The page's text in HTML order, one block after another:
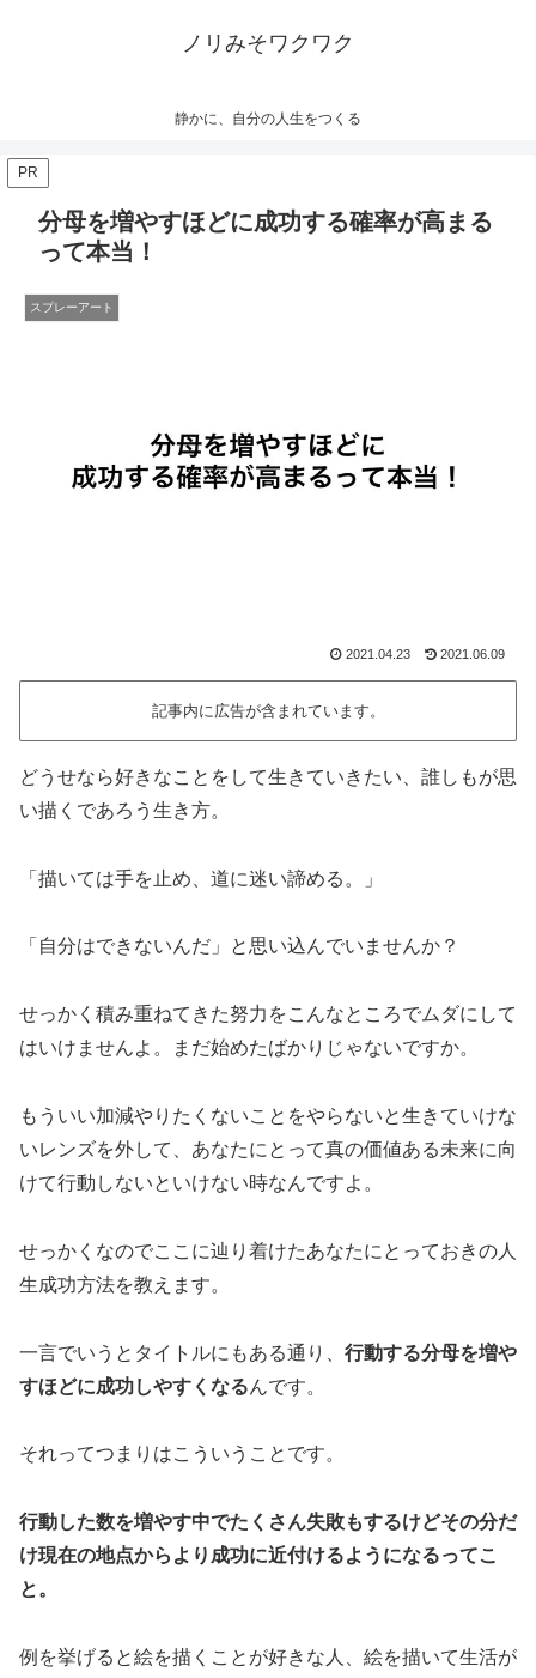
ノリみそワクワク
静かに、自分の人生をつくる
PR
分母を増やすほどに成功する確率が高まる
って本当！
スプレーアート
2021.04.23 2021.06.09
記事内に広告が含まれています。
どうせなら好きなことをして生きていきたい、誰しもが思
い描くであろう生き方。
「描いては手を止め、道に迷い諦める。」
「自分はできないんだ」と思い込んでいませんか？
せっかく積み重ねてきた努力をこんなところでムダにして
はいけませんよ。まだ始めたばかりじゃないですか。
もういい加減やりたくないことをやらないと生きていけな
いレンズを外して、あなたにとって真の価値ある未来に向
けて行動しないといけない時なんですよ。
せっかくなのでここに辿り着けたあなたにとっておきの人
生成功方法を教えます。
一言でいうとタイトルにもある通り、 行動する分母を増や
すほどに成功しやすくなるんです。
それってつまりはこういうことです。
行動した数を増やす中でたくさん失敗もするけどその分だ
け現在の地点からより成功に近付けるようになるってこ
と。
例を挙げると絵を描くことが好きな人、絵を描いて生活が